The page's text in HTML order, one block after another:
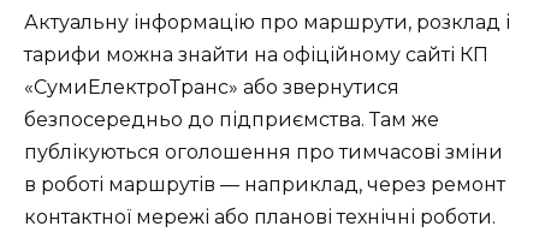
Актуальну інформацію про маршрути, розклад і
тарифи можна знайти на офіційному сайті КП
«СумиЕлектроТранс» або звернутися
безпосередньо до підприємства. Там же
публікуються оголошення про тимчасові зміни
в роботі маршрутів — наприклад, через ремонт
контактної мережі або планові технічні роботи.